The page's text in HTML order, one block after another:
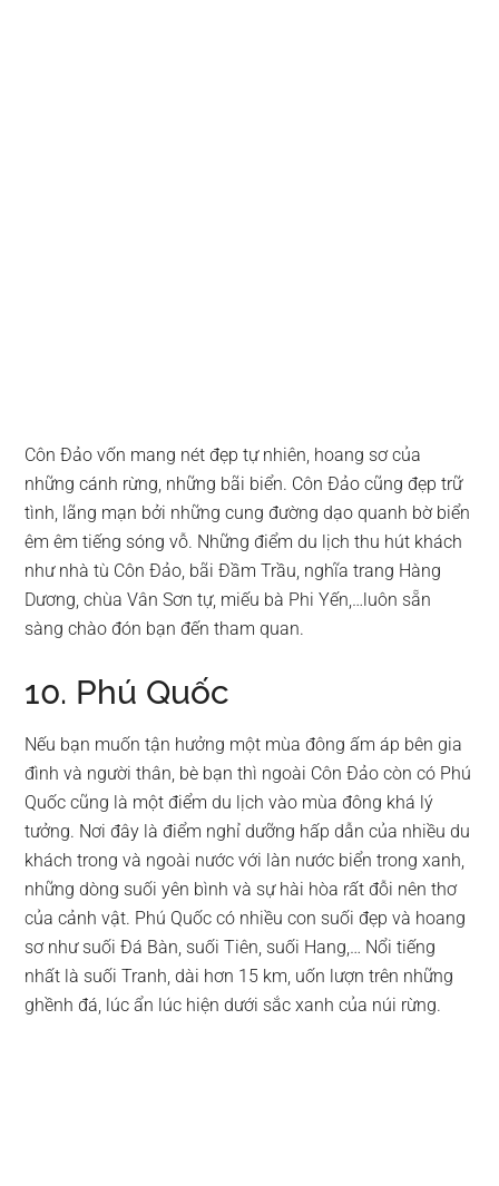
Côn Đảo vốn mang nét đẹp tự nhiên, hoang sơ của
những cánh rừng, những bãi biển. Côn Đảo cũng đẹp trữ
tình, lãng mạn bởi những cung đường dạo quanh bờ biển
êm êm tiếng sóng vỗ. Những điểm du lịch thu hút khách
như nhà tù Côn Đảo, bãi Đầm Trầu, nghĩa trang Hàng
Dương, chùa Vân Sơn tự, miếu bà Phi Yến,…luôn sẵn
sàng chào đón bạn đến tham quan.
10. Phú Quốc
Nếu bạn muốn tận hưởng một mùa đông ấm áp bên gia
đình và người thân, bè bạn thì ngoài Côn Đảo còn có Phú
Quốc cũng là một điểm du lịch vào mùa đông khá lý
tưởng. Nơi đây là điểm nghỉ dưỡng hấp dẫn của nhiều du
khách trong và ngoài nước với làn nước biển trong xanh,
những dòng suối yên bình và sự hài hòa rất đỗi nên thơ
của cảnh vật. Phú Quốc có nhiều con suối đẹp và hoang
sơ như suối Đá Bàn, suối Tiên, suối Hang,… Nổi tiếng
nhất là suối Tranh, dài hơn 15 km, uốn lượn trên những
ghềnh đá, lúc ẩn lúc hiện dưới sắc xanh của núi rừng.